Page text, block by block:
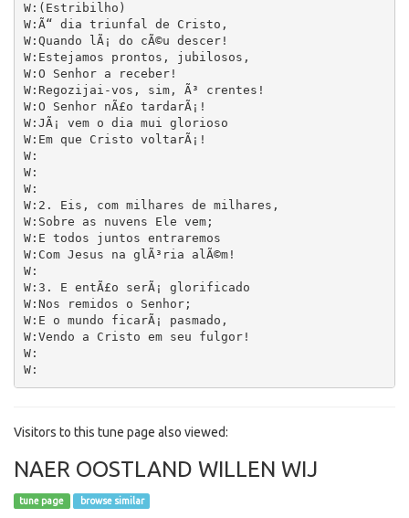
W:(Estribilho)
W:Ã“ dia triunfal de Cristo,
W:Quando lÃ¡ do cÃ©u descer!
W:Estejamos prontos, jubilosos,
W:O Senhor a receber!
W:Regozijai-vos, sim, Ã³ crentes!
W:O Senhor nÃ£o tardarÃ¡!
W:JÃ¡ vem o dia mui glorioso
W:Em que Cristo voltarÃ¡!
W:
W:
W:
W:2. Eis, com milhares de milhares,
W:Sobre as nuvens Ele vem;
W:E todos juntos entraremos
W:Com Jesus na glÃ³ria alÃ©m!
W:
W:3. E entÃ£o serÃ¡ glorificado
W:Nos remidos o Senhor;
W:E o mundo ficarÃ¡ pasmado,
W:Vendo a Cristo em seu fulgor!
W:
Visitors to this tune page also viewed:
NAER OOSTLAND WILLEN WIJ
tune page browse similar